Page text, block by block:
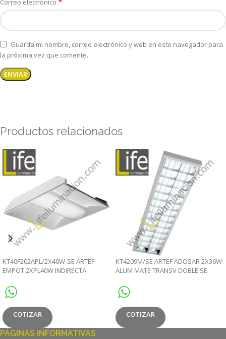
Correo electrónico
Guarda mi nombre, correo electrónico y web en este navegador para
la próxima vez que comente.
Productos relacionados
KT40F202APL/2X40W-SE ARTEF
EMPOT 2XPL40W INDIRECTA
COTIZAR
KT4209M/SE ARTEF ADOSAR 2X36W
ALUM MATE TRANSV DOBLE SE
COTIZAR
PÁGINAS INFORMATIVAS